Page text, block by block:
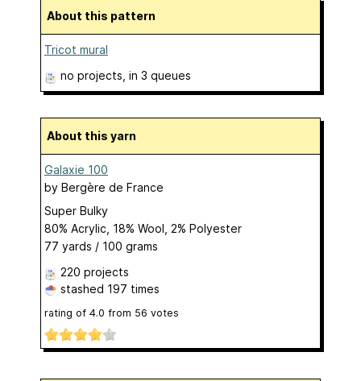
About this pattern
Tricot mural
no projects , in 3 queues
About this yarn
Galaxie 100
by Bergère de France
Super Bulky
80% Acrylic, 18% Wool, 2% Polyester
77 yards / 100 grams
220 projects
stashed 197 times
rating of 4.0 from 56 votes